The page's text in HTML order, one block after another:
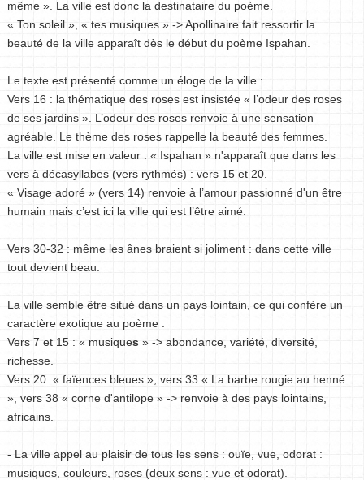
même ». La ville est donc la destinataire du poème.
« Ton soleil », « tes musiques » -> Apollinaire fait ressortir la
beauté de la ville apparaît dès le début du poème Ispahan.
Le texte est présenté comme un éloge de la ville :
Vers 16 : la thématique des roses est insistée « l’odeur des roses
de ses jardins ». L’odeur des roses renvoie à une sensation
agréable. Le thème des roses rappelle la beauté des femmes.
La ville est mise en valeur : « Ispahan » n'apparaît que dans les
vers à décasyllabes (vers rythmés) : vers 15 et 20.
« Visage adoré » (vers 14) renvoie à l’amour passionné d'un être
humain mais c’est ici la ville qui est l’être aimé.
Vers 30-32 : même les ânes braient si joliment : dans cette ville
tout devient beau.
La ville semble être situé dans un pays lointain, ce qui confère un
caractère exotique au poème :
Vers 7 et 15 : « musiques » -> abondance, variété, diversité,
richesse.
Vers 20: « faïences bleues », vers 33 « La barbe rougie au henné
», vers 38 « corne d'antilope » -> renvoie à des pays lointains,
africains.
- La ville appel au plaisir de tous les sens : ouïe, vue, odorat :
musiques, couleurs, roses (deux sens : vue et odorat).